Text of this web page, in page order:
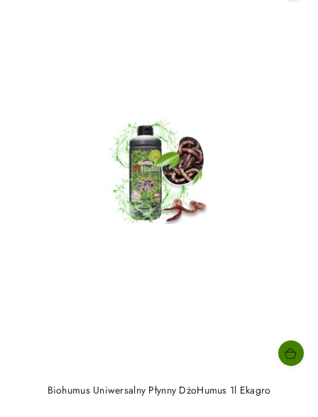
Biohumus Uniwersalny Płynny DżoHumus 1l Ekagro